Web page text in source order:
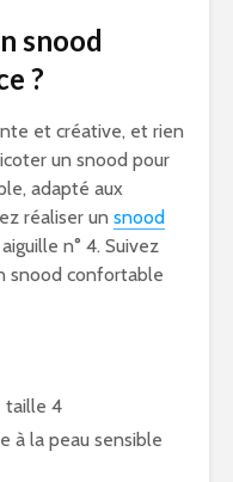
snood
?
et créative, et rien
un snood pour
adapté aux
réaliser un snood
n° 4. Suivez
snood confortable
taille 4
à la peau sensible